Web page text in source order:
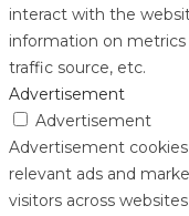
interact with the
information on
traffic source, etc.
Advertisement
Advertisement
Advertisement
relevant ads and
visitors across